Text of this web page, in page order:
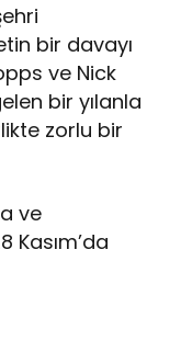
bir davayı
ve Nick
bir yılanla
zorlu bir
ve
Kasım’da